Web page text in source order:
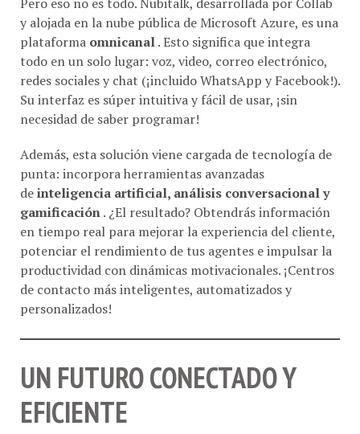
y alojada en la nube pública de Microsoft Azure, es una
plataforma omnicanal. Esto significa que integra
todo en un solo lugar: voz, video, correo electrónico,
redes sociales y chat (¡incluido WhatsApp y Facebook!).
Su interfaz es súper intuitiva y fácil de usar, ¡sin
necesidad de saber programar!
punta: incorpora herramientas avanzadas
deinteligencia artificial, análisis conversacional y
gamificación. ¿El resultado? Obtendrás información
en tiempo real para mejorar la experiencia del cliente,
potenciar el rendimiento de tus agentes e impulsar la
productividad con dinámicas motivacionales. ¡Centros
de contacto más inteligentes, automatizados y
personalizados!
UN FUTURO CONECTADO Y
EFICIENTE